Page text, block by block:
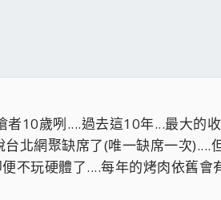
者10歲咧....過去這10年...最大的
台北網聚缺席了(唯一缺席一次)....
不玩硬體了....每年的烤肉依舊會